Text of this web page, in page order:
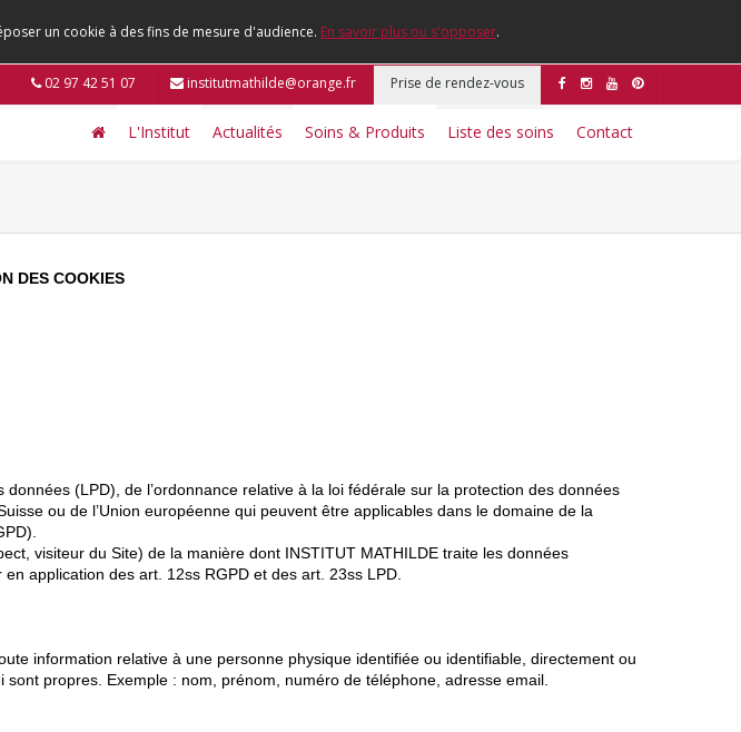
un cookie à des fins de mesure d'audience. En savoir plus ou s'opposer.
02 97 42 51 07 institutmathilde@orange.fr Prise de rendez-vous
L'Institut Actualités Soins & Produits Liste des soins Contact
DES COOKIES
(LPD), de l’ordonnance relative à la loi fédérale sur la protection des données
ou de l’Union européenne qui peuvent être applicables dans le domaine de la
visiteur du Site) de la manière dont INSTITUT MATHILDE traite les données
application des art. 12ss RGPD et des art. 23ss LPD.
information relative à une personne physique identifiée ou identifiable, directement ou
propres. Exemple : nom, prénom, numéro de téléphone, adresse email.